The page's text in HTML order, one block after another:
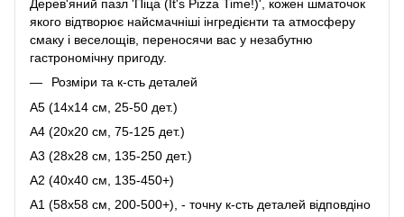
Дерев'яний пазл 'Піца (It's Pizza Time!)', кожен шматочок
якого відтворює найсмачніші інгредієнти та атмосферу
смаку і веселощів, переносячи вас у незабутню
гастрономічну пригоду.
Розміри та к-сть деталей
A5 (14х14 см, 25-50 дет.)
A4 (20x20 см, 75-125 дет.)
A3 (28х28 см, 135-250 дет.)
A2 (40х40 см, 135-450+)
A1 (58х58 см, 200-500+), - точну к-сть деталей відповдіно